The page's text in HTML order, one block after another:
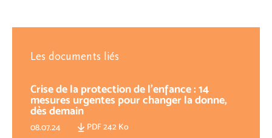
Les documents liés
Crise de la protection de l’enfance : 14
mesures urgentes pour changer la donne,
dès demain
08.07.24 PDF 242 Ko